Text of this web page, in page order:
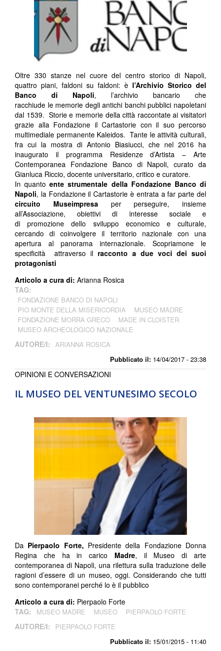
Pubblicato il: 14/04/2017 - 23:38
Oltre 330 stanze nel cuore del centro storico di Napoli,
quattro piani, faldoni su faldoni: è l’Archivio Storico del
Banco di Napoli, l’archivio bancario che
racchiude le memorie degli antichi banchi pubblici napoletani
dal 1539. Storie e memorie della città raccontate ai visitatori
grazie alla Fondazione il Cartastorie con il suo percorso
multimediale permanente Kaleidos. Tante le attività culturali,
fra cui la mostra di Antonio Biasiucci, che nel 2016 ha
inaugurato il programma Residenze d’Artista – Arte
Contemporanea Fondazione Banco di Napoli, curato da
Gianluca Riccio, docente universitario, critico e curatore.
In quantoente strumentale della Fondazione Banco di
Napoli, la Fondazione il Cartastorie è entrata a far parte del
circuito Museimpresaper perseguire, insieme
all’Associazione, obiettivi di interesse sociale e
di promozione dello sviluppo economico e culturale,
cercando di coinvolgere il territorio nazionale con una
apertura al panorama internazionale.
Scopriamone le
specificità attraverso il racconto a due voci dei suoi
protagonisti
Articolo a cura di: Arianna Rosica
TAG:
FONDAZIONE BANCO DI NAPOLI
PIO MONTE DELLA MISERICORDIA
MUSEO MADRE
FONDAZIONE MORRA GRECO
MADE IN CLOISTER
MUSEO ARCHEOLOGICO NAZIONALE
AUTORE/I: ARIANNA ROSICA
IL MUSEO DEL VENTUNESIMO SECOLO
Pubblicato il: 15/01/2015 - 11:40
OPINIONI E CONVERSAZIONI
Da Pierpaolo Forte, Presidente della Fondazione Donna
Regina che ha in carico Madre, il Museo di arte
contemporanea di Napoli, una rilettura sulla traduzione delle
ragioni d’essere di un museo, oggi. Considerando che tutti
sono contemporanei perché lo è il pubblico
Articolo a cura di: Pierpaolo Forte
TAG:
MUSEO MADRE MUSEO PIERPAOLO FORTE
AUTORE/I: PIERPAOLO FORTE